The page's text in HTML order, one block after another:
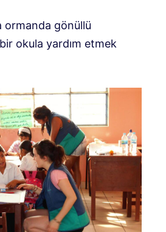
ormanda gönüllü
bir okula yardım etmek